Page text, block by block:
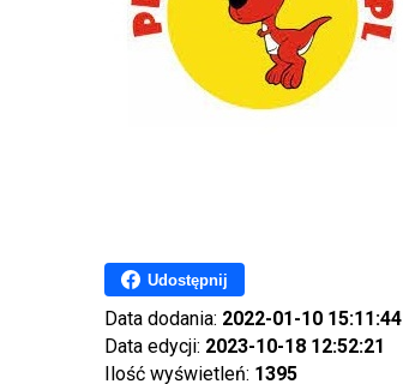
Udostępnij
Data dodania: 2022-01-10 15:11:44
Data edycji: 2023-10-18 12:52:21
Ilość wyświetleń: 1395